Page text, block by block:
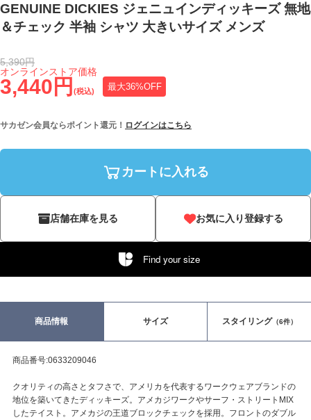
GENUINE DICKIES ジェニュインディッキーズ 無地
＆チェック 半袖 シャツ 大きいサイズ メンズ
3,440円 (税込) 最大36%OFF
オンラインストア価格
5,390円
サカゼン会員ならポイント還元！ ログインはこちら
カートに入れる
店舗在庫を見る お気に入り登録する
Find your size
商品情報 サイズ スタイリング（6件）
商品番号:0633209046
クオリティの高さとタフさで、アメリカを代表するワークウェアブランドの
地位を築いてきたディッキーズ。アメカジワークやサーフ・ストリートMIX
したテイスト。アメカジの王道ブロックチェックを採用。フロントのダブル